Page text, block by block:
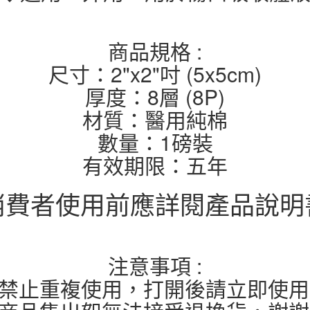
商品規格 :
尺寸：2"x2"吋 (5x5cm)
厚度：8層 (8P)
材質：醫用純棉
數量：1磅裝
有效期限：五年
者使用前應詳閱產品說
注意事項 :
止重複使用，打開後請立即使